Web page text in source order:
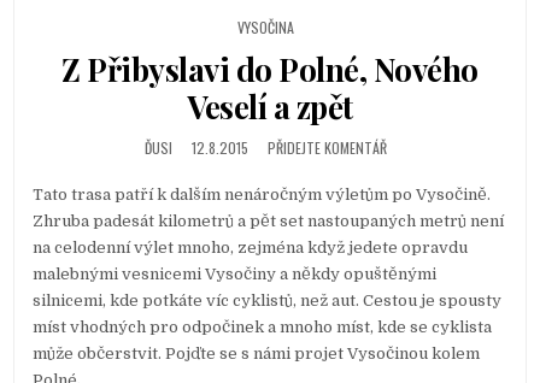
P
S
T
E
I
VYSOČINA
Z Přibyslavi do Polné, Nového
Veselí a zpět
ĎUSI 12.8.2015 PŘIDEJTE KOMENTÁŘ
Tato trasa patří k dalším nenáročným výletům po Vysočině.
Zhruba padesát kilometrů a pět set nastoupaných metrů není
na celodenní výlet mnoho, zejména když jedete opravdu
malebnými vesnicemi Vysočiny a někdy opuštěnými
silnicemi, kde potkáte víc cyklistů, než aut. Cestou je spousty
míst vhodných pro odpočinek a mnoho míst, kde se cyklista
může občerstvit. Pojďte se s námi projet Vysočinou kolem